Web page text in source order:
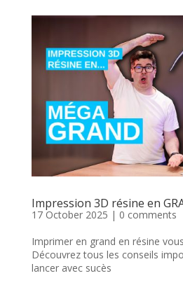
Impression 3D résine en
17 October 2025 | 0 comments
Imprimer en grand en résine
Découvrez tous les conseils
lancer avec sucès